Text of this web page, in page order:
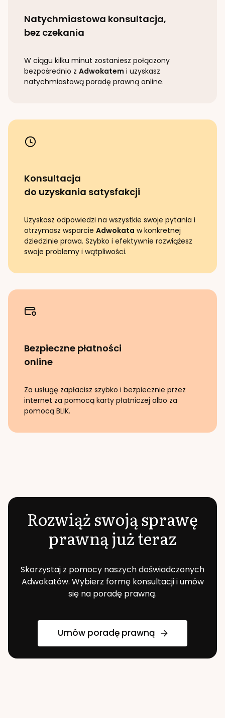
Natychmiastowa konsultacja,
bez czekania
W ciągu kilku minut zostaniesz połączony
bezpośrednio z Adwokatem i uzyskasz
natychmiastową poradę prawną online.
Konsultacja
do uzyskania satysfakcji
Uzyskasz odpowiedzi na wszystkie swoje pytania i
otrzymasz wsparcie Adwokata w konkretnej
dziedzinie prawa. Szybko i efektywnie rozwiążesz
swoje problemy i wątpliwości.
Bezpieczne płatności
online
Za usługę zapłacisz szybko i bezpiecznie przez
internet za pomocą karty płatniczej albo za
pomocą BLIK.
Rozwiąż swoją sprawę
prawną już teraz
Skorzystaj z pomocy naszych doświadczonych
Adwokatów. Wybierz formę konsultacji i umów
się na poradę prawną.
Umów poradę prawną